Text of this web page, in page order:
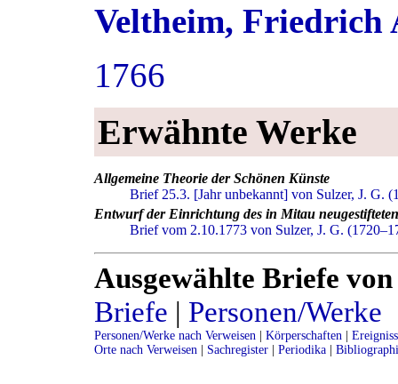
Veltheim, Friedrich
1766
Erwähnte Werke
Allgemeine Theorie der Schönen Künste
Brief 25.3. [Jahr unbekannt] von Sulzer, J. G.
Entwurf der Einrichtung des in Mitau
Brief vom 2.10.1773 von Sulzer, J. G.
Ausgewählte Briefe
Briefe | Personen/Werke
Personen/Werke nach Verweisen Körperschaften
Orte nach Verweisen
Sachregister Periodika